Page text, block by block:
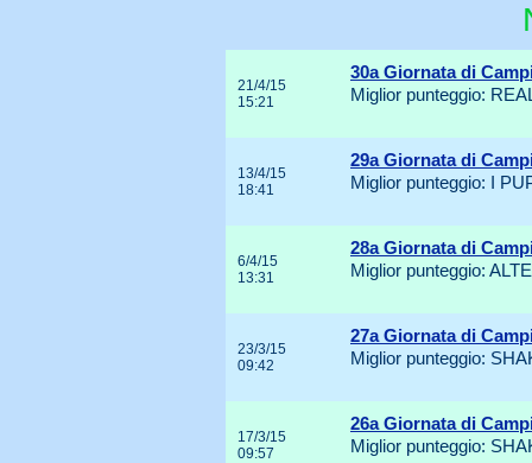
21/4/15
15:21
30a Giornata di
Miglior punteggio:
13/4/15
18:41
29a Giornata di
Miglior punteggio: I
6/4/15
13:31
28a Giornata di
Miglior punteggio:
23/3/15
09:42
27a Giornata di
Miglior punteggio:
17/3/15
09:57
26a Giornata di
Miglior punteggio: